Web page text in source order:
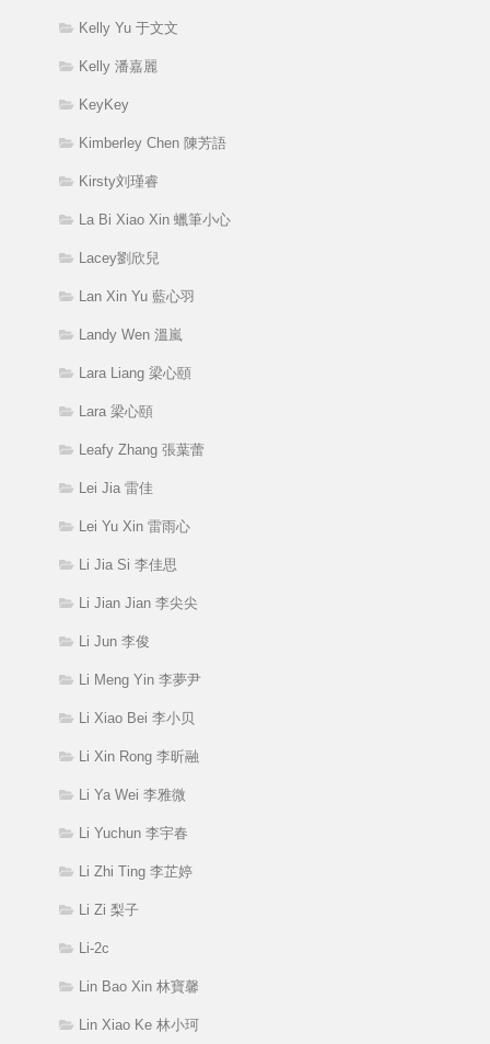
Kelly Yu 于文文
Kelly 潘嘉麗
KeyKey
Kimberley Chen 陳芳語
Kirsty刘瑾睿
La Bi Xiao Xin 蠟筆小心
Lacey劉欣兒
Lan Xin Yu 藍心羽
Landy Wen 溫嵐
Lara Liang 梁心頤
Lara 梁心頤
Leafy Zhang 張葉蕾
Lei Jia 雷佳
Lei Yu Xin 雷雨心
Li Jia Si 李佳思
Li Jian Jian 李尖尖
Li Jun 李俊
Li Meng Yin 李夢尹
Li Xiao Bei 李小贝
Li Xin Rong 李昕融
Li Ya Wei 李雅微
Li Yuchun 李宇春
Li Zhi Ting 李芷婷
Li Zi 梨子
Li-2c
Lin Bao Xin 林寶馨
Lin Xiao Ke 林小珂